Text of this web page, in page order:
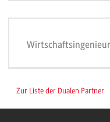
Zur Liste der Dualen Partner